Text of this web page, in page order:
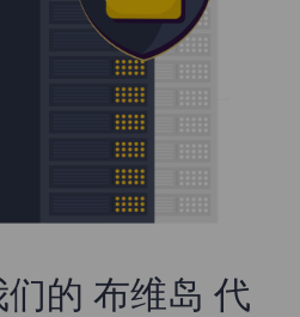
的 布维岛 代